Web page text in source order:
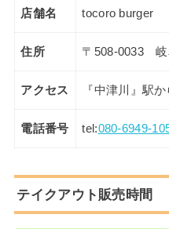
店舗名 tocoro burger
住所 〒508-0033 岐
アクセス 『中津川』駅
電話番号 tel:080-6949-
テイクアウト販売時間